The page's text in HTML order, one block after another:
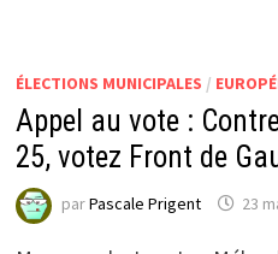
ÉLECTIONS MUNICIPALES /
Appel au vote :
25, votez Front de
parPascale Prigent 23